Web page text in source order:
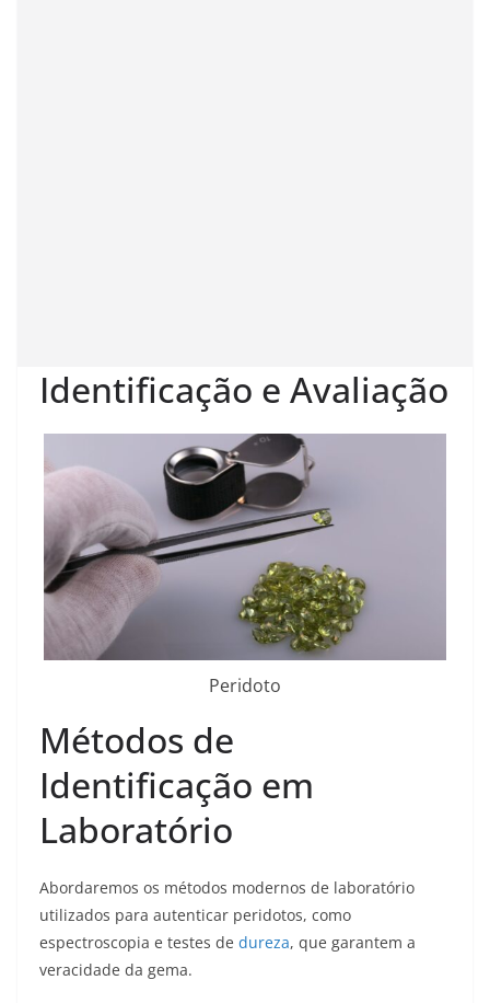
Identificação e Avaliação
Peridoto
Métodos de
Identificação em
Laboratório
Abordaremos os métodos modernos de laboratório
utilizados para autenticar peridotos, como
espectroscopia e testes de dureza, que garantem a
veracidade da gema.